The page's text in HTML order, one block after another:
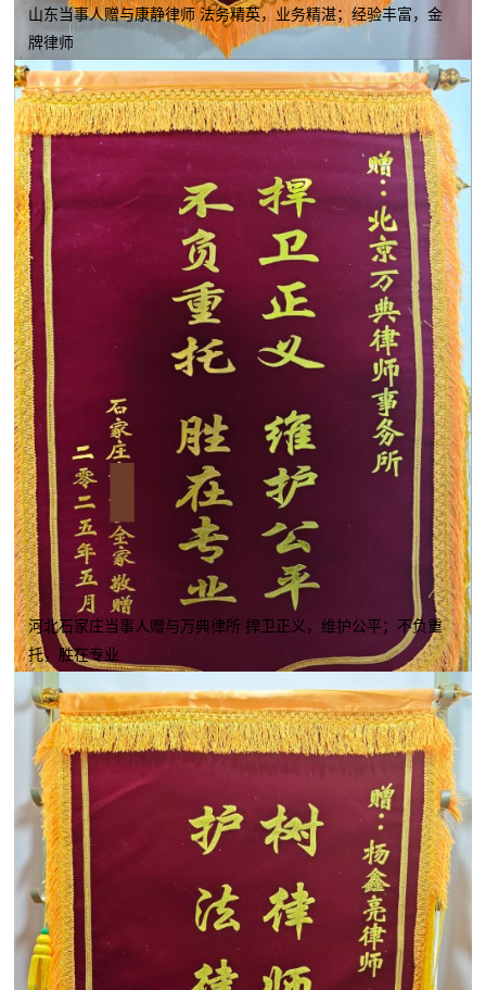
山东当事人赠与康静律师 法务精英，业务精湛；经验丰富，金
牌律师
河北石家庄当事人赠与万典律所 捍卫正义，维护公平；不负重
托，胜在专业